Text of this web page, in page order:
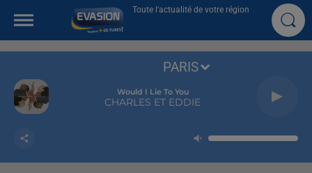
Toute l'actualité de votre région
Would I Lie To You
CHARLES ET EDDIE
PARIS